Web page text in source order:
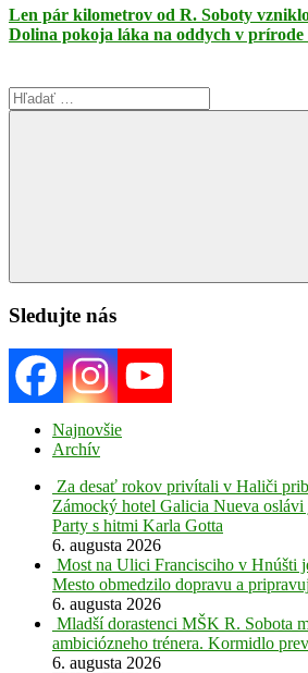
Len pár kilometrov od R. Soboty
Dolina pokoja láka na oddych v prírode
Search
for:
Search
Sledujte nás
Najnovšie
Archív
Za desať rokov privítali v Haliči
Zámocký hotel Galicia Nueva
Party s hitmi Karla Gotta
6. augusta 2026
Most na Ulici Francisciho v Hnúšti
Mesto obmedzilo dopravu a
6. augusta 2026
Mladší dorastenci MŠK R. Sobota
ambiciózneho trénera. Kormidlo
6. augusta 2026